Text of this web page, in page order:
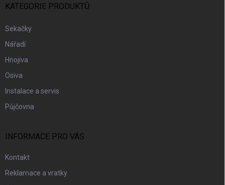
KATEGORIE PRODUKTŮ
Sekačky
Nářadí
Hnojiva
Osiva
Instalace a servis
Půjčovna
INFORMACE PRO VÁS
Kontakt
Reklamace a vratky